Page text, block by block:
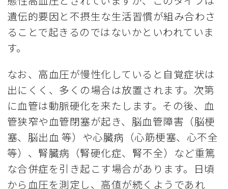
遺伝的要因と不摂生な生活習慣が組み合わさ
ることで起きるのではないかといわれていま
す。
なお、高血圧が慢性化していると自覚症状は
出にくく、多くの場合は放置されます。次第
に血管は動脈硬化を来たします。その後、血
管狭窄や血管閉塞が起き、脳血管障害（脳梗
塞、脳出血 等）や心臓病（心筋梗塞、心不全
等）、腎臓病（腎硬化症、腎不全）など重篤
な合併症を引き起こす場合があります。日頃
から血圧を測定し、高値が続くようであれ